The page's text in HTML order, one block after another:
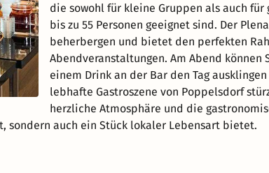
die sowohl für kleine Gruppen als auch für
bis zu 55 Personen geeignet sind. Der
beherbergen und bietet den perfekten
Abendveranstaltungen. Am Abend können
einem Drink an der Bar den Tag
lebhafte Gastroszene von Poppelsdorf
herzliche Atmosphäre und die
sondern auch ein Stück lokaler Lebensart bietet.